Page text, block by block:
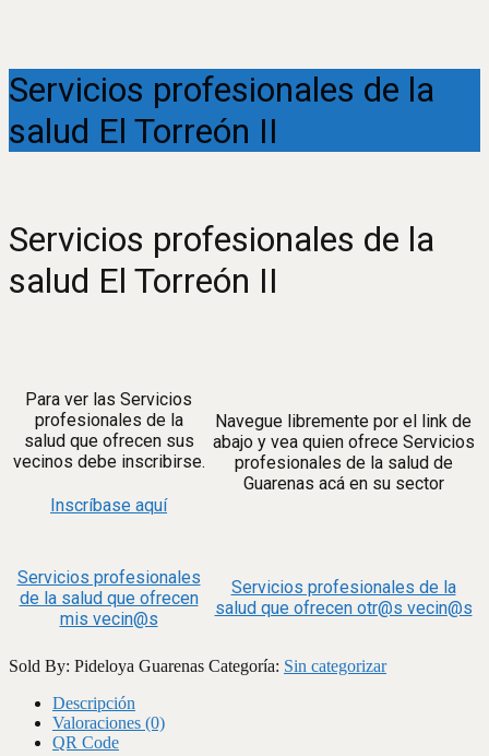
Servicios profesionales de la
salud El Torreón II
Servicios profesionales de la
salud El Torreón II
Para ver las Servicios
profesionales de la
salud que ofrecen sus
vecinos debe inscribirse.
Inscríbase aquí
Navegue libremente por el link de
abajo y vea quien ofrece Servicios
profesionales de la salud de
Guarenas acá en su sector
Servicios profesionales
de la salud que ofrecen
mis vecin@s
Servicios profesionales de la
salud que ofrecen otr@s vecin@s
Sold By: Pideloya Guarenas Categoría: Sin categorizar
Descripción
Valoraciones (0)
QR Code